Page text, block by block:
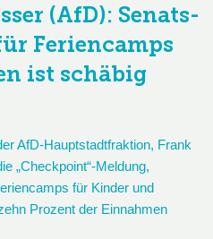
(AfD): Senats-
Feriencamps
ist schäbig
AfD-Hauptstadtfraktion, Frank
„Checkpoint“-Meldung,
für Kinder und
Prozent der Einnahmen